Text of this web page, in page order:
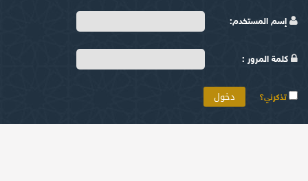
إسم المستخدم:
كلمة المرور :
تذكرني؟